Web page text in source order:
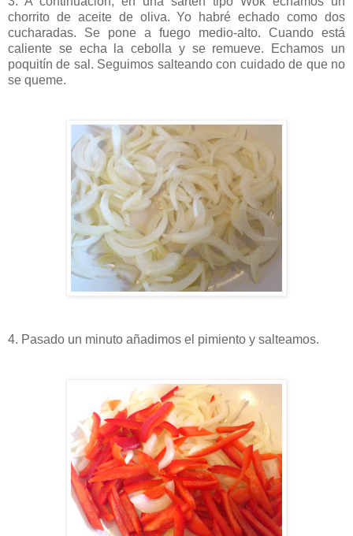
chorrito de aceite de oliva. Yo habré echado como dos
cucharadas. Se pone a fuego medio-alto. Cuando está
caliente se echa la cebolla y se remueve. Echamos un
poquitín de sal. Seguimos salteando con cuidado de que no
se queme.
4. Pasado un minuto añadimos el pimiento y salteamos.